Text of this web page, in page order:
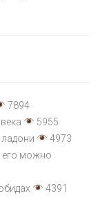
7894
5955
4973
его можно
4391